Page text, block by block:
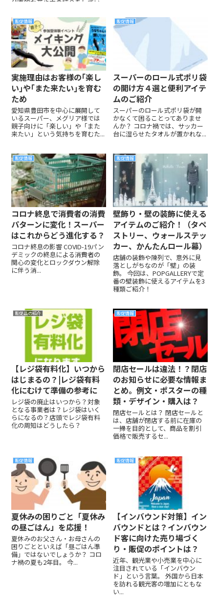
代表的な花や木の紹介をしてい
販促情報
実施理由はお客様の｢楽し
い｣や｢また来たい｣を育む
ため
愛知県豊田市を中心に展開して
いるスーパー、メグリア様では
親子向けに「楽しい」や「また
来たい」という気持ちを育むた...
販促情報
スーパーのロール式ポリ袋
の開け方４選と便利アイテ
ムのご紹介
スーパーのロール式ポリ袋が開
かなくて困ることってありませ
んか？ コロナ禍では、サッカー
台に湿らせたタオルが置かれな...
販促情報
コロナ終息で消費者の消費
パターンに変化！スーパー
はこれからどう進化する？
コロナ終息の影響 COVID-19パン
デミックの終息による消費者の
関心の変化とロックダウン解除
に伴う消...
販促情報
壁飾り・壁の装飾に使える
アイテムのご紹介！（タペ
ストリー、ウォールステッ
カー、かんたんロール幕）
店舗の装飾や陳列で、意外に見
落としがちなのが「壁」の装
飾。 今回は、POPGALLERYで定
番の壁装飾に使えるアイテムを3
種類ご紹介！
販促品の紹介
【レジ袋有料化】いつから
はじまるの？|レジ袋有料
化にむけて準備の参考に
レジ袋の廃止はいつから？対象
となる事業者は？レジ袋はいく
らになるの？店頭でレジ袋有料
化の周知はどうしたら？
販促情報
閉店セールは違法！？閉店
のお知らせに必要な情報ま
とめ。例文・ポスターの種
類・デザイン・購入は？
閉店セールとは？ 閉店セールと
は、店舗が閉店する前に在庫の
一掃を目的として、商品を割引
価格で販売するセ...
販促情報
夏休みの困りごと「夏休み
の昼ごはん」を応援！
夏休みのお父さん・お母さんの
困りごとといえば「昼ごはん準
備」ではないでしょうか？ コロ
ナ禍の夏も2年目。 今...
販促情報
【インバウンド対策】イン
バウンドとは？インバウン
ド客に向けた売り場づく
り・販促のポイントは？
近年、観光業や小売業を中心に
注目されている「インバウン
ド」という言葉。 外国から日本
を訪れる観光客の増加にともな
い...